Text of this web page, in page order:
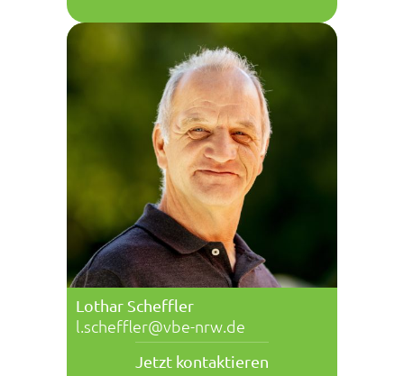
Lothar Scheffler
l.scheffler@vbe-nrw.de
Jetzt kontaktieren